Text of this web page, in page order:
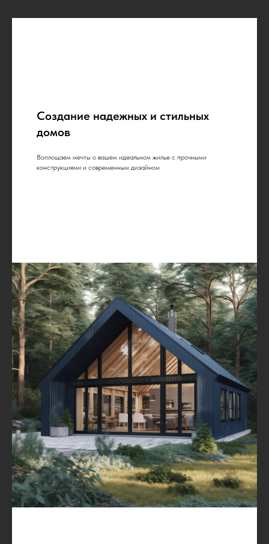
Создание надежных и стильных
домов
Воплощаем мечты о вашем идеальном жилье с прочными
конструкциями и современным дизайном